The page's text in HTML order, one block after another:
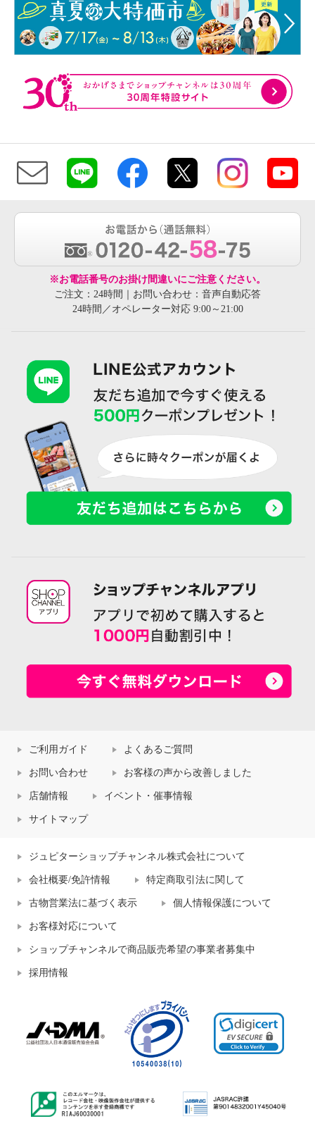
※お電話番号のお掛け間違いにご注意ください。
ご注文：24時間｜お問い合わせ：音声自動応答
24時間／オペレーター対応 9:00～21:00
ご利用ガイド よくあるご質問
お問い合わせ お客様の声から改善しました
店舗情報 イベント・催事情報
サイトマップ
ジュピターショップチャンネル株式会社について
会社概要/免許情報 特定商取引法に関して
古物営業法に基づく表示 個人情報保護について
お客様対応について
ショップチャンネルで商品販売希望の事業者募集中
採用情報